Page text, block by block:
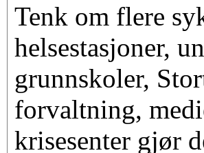
Tenk om flere
helsestasjoner,
grunnskoler,
forvaltning,
krisesenter gjør